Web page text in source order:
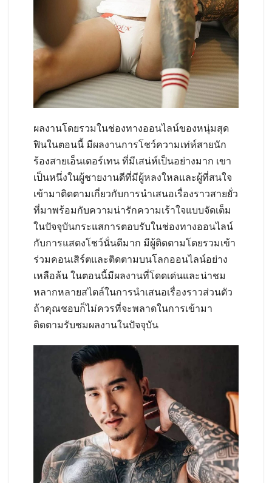
ผลงานโดยรวมในช่องทางออนไลน์ของหนุ่มสุด
ฟินในตอนนี้ มีผลงานการโชว์ความเท่ห์สายนัก
ร้องสายเอ็นเตอร์เทน ที่มีเสน่ห์เป็นอย่างมาก เขา
เป็นหนึ่งในผู้ชายงานดีที่มีผู้หลงใหลและผู้ที่สนใจ
เข้ามาติดตามเกี่ยวกับการนำเสนอเรื่องราวสายยั่ว
ที่มาพร้อมกับความน่ารักความเร้าใจแบบจัดเต็ม
ในปัจจุบันกระแสการตอบรับในช่องทางออนไลน์
กับการแสดงโชว์นั่นดีมาก มีผู้ติดตามโดยรวมเข้า
ร่วมคอนเสิร์ตและติดตามบนโลกออนไลน์อย่าง
เหลือล้น ในตอนนี้มีผลงานที่โดดเด่นและน่าชม
หลากหลายสไตล์ในการนำเสนอเรื่องราวส่วนตัว
ถ้าคุณชอบก็ไม่ควรที่จะพลาดในการเข้ามา
ติดตามรับชมผลงานในปัจจุบัน